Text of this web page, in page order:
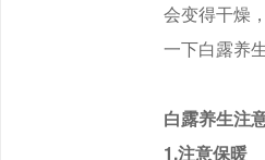
会变得干燥
一下白露养
白露养生注
1.注意保暖